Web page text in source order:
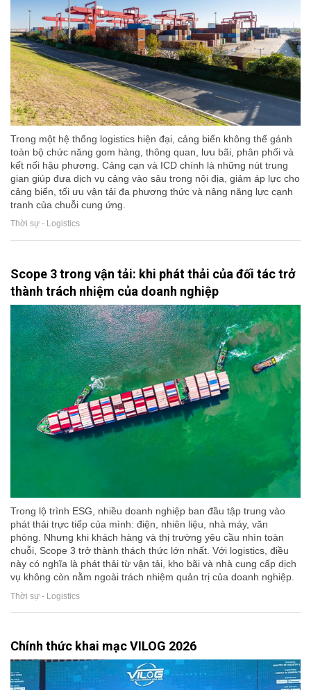
Trong một hệ thống logistics hiện đại, cảng biển không thể gánh
toàn bộ chức năng gom hàng, thông quan, lưu bãi, phân phối và
kết nối hậu phương. Cảng cạn và ICD chính là những nút trung
gian giúp đưa dịch vụ cảng vào sâu trong nội địa, giảm áp lực cho
cảng biển, tối ưu vận tải đa phương thức và nâng năng lực cạnh
tranh của chuỗi cung ứng.
Thời sự - Logistics
Scope 3 trong vận tải: khi phát thải của đối tác trở
thành trách nhiệm của doanh nghiệp
Trong lộ trình ESG, nhiều doanh nghiệp ban đầu tập trung vào
phát thải trực tiếp của mình: điện, nhiên liệu, nhà máy, văn
phòng. Nhưng khi khách hàng và thị trường yêu cầu nhìn toàn
chuỗi, Scope 3 trở thành thách thức lớn nhất. Với logistics, điều
này có nghĩa là phát thải từ vận tải, kho bãi và nhà cung cấp dịch
vụ không còn nằm ngoài trách nhiệm quản trị của doanh nghiệp.
Thời sự - Logistics
Chính thức khai mạc VILOG 2026